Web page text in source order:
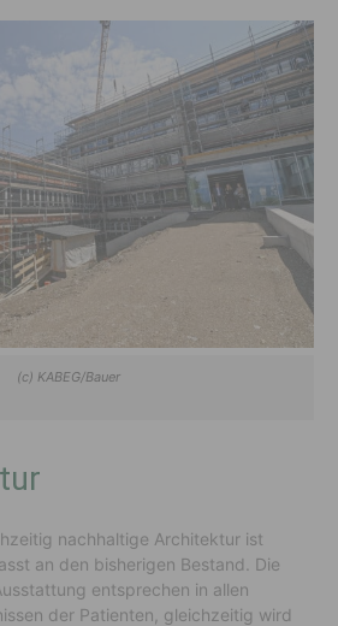
(c) KABEG/Bauer
nachhaltige Architektur ist
an den bisherigen Bestand. Die
entsprechen in allen
der Patienten, gleichzeitig wird